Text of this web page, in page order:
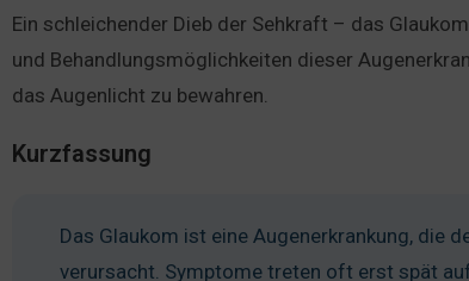
Ein schleichender Dieb der Sehkraft – das
und Behandlungsmöglichkeiten dieser
das Augenlicht zu bewahren.
Kurzfassung
Das Glaukom ist eine Augenerkrankung, die
verursacht. Symptome treten oft erst spät